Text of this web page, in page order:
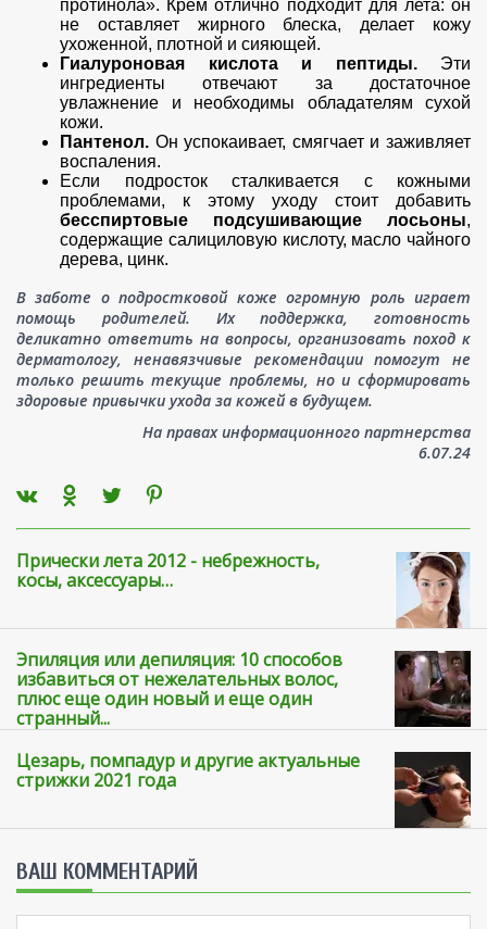
протинола». Крем отлично подходит для лета: он
не оставляет жирного блеска, делает кожу
ухоженной, плотной и сияющей.
Гиалуроновая кислота и пептиды.Эти
ингредиенты отвечают за достаточное
увлажнение и необходимы обладателям сухой
кожи.
Пантенол. Он успокаивает, смягчает и заживляет
воспаления.
Если подросток сталкивается с кожными
проблемами, к этому уходу стоит добавить
бесспиртовые подсушивающие лосьоны,
содержащие салициловую кислоту, масло чайного
дерева, цинк.
В заботе о подростковой коже огромную роль играет
помощь родителей. Их поддержка, готовность
деликатно ответить на вопросы, организовать поход к
дерматологу, ненавязчивые рекомендации помогут не
только решить текущие проблемы, но и сформировать
здоровые привычки ухода за кожей в будущем.
На правах информационного партнерства
6.07.24
Прически лета 2012 - небрежность,
косы, аксессуары…
Эпиляция или депиляция: 10 способов
избавиться от нежелательных волос,
плюс еще один новый и еще один
странный...
Цезарь, помпадур и другие актуальные
стрижки 2021 года
ВАШ КОММЕНТАРИЙ